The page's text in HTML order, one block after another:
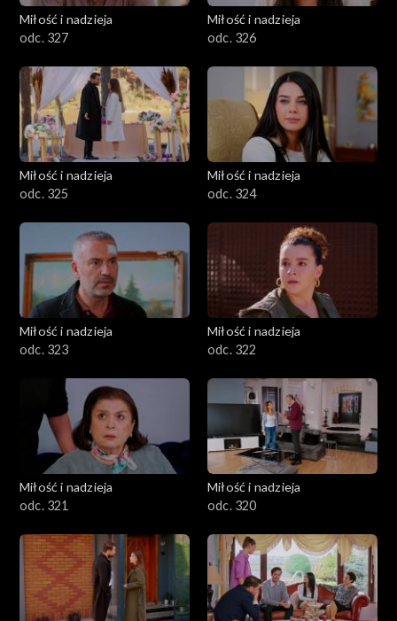
Miłość i nadzieja
odc. 327
Miłość i nadzieja
odc. 326
Miłość i nadzieja
odc. 325
Miłość i nadzieja
odc. 324
Miłość i nadzieja
odc. 323
Miłość i nadzieja
odc. 322
Miłość i nadzieja
odc. 321
Miłość i nadzieja
odc. 320